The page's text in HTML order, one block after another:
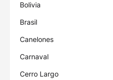
Bolivia
Brasil
Canelones
Carnaval
Cerro Largo